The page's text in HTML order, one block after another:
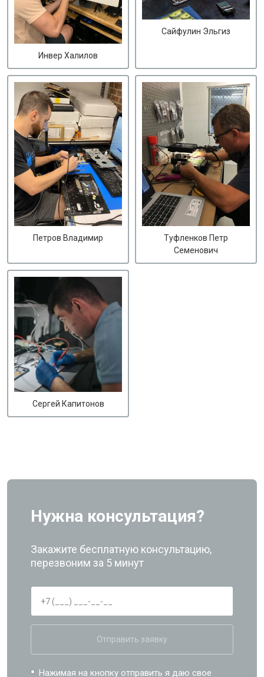
Инвер Халилов
Сайфулин Эльгиз
Петров Владимир
Туфленков Петр
Семенович
Сергей Капитонов
Нужна консультация?
Закажите бесплатную консультацию,
перезвоним за 5 минут
Отправить заявку
Нажимая на кнопку отправить я даю свое